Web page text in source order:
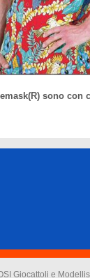
sono
Giocattoli e